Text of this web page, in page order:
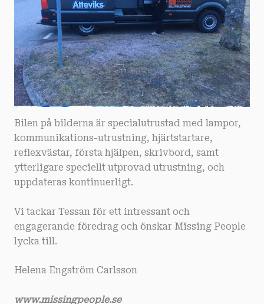
Bilen på bilderna är specialutrustad med lampor,
kommunikations-utrustning, hjärtstartare,
reflexvästar, första hjälpen, skrivbord, samt
ytterligare speciellt utprovad utrustning, och
uppdateras kontinuerligt.
Vi tackar Tessan för ett intressant och
engagerande föredrag och önskar Missing People
lycka till.
Helena Engström Carlsson
www.missingpeople.se